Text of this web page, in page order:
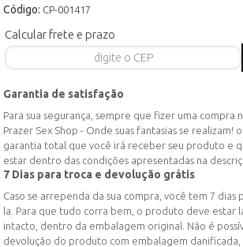
Código: CP-001417
Calcular frete e prazo
Garantia de satisfação
Para sua segurança, sempre que fizer uma compra
Prazer Sex Shop - Onde suas fantasias se realizam!
garantia total que você irá receber seu produto e
estar dentro das condições apresentadas na
7 Dias para troca e devolução grátis
Caso se arrependa da sua compra, você tem 7 dias
la. Para que tudo corra bem, o produto deve estar
intacto, dentro da embalagem original. Não é
devolução do produto com embalagem danificada,